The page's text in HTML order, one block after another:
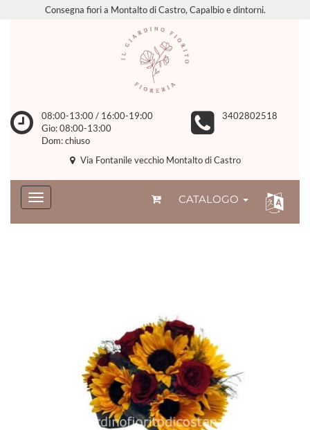
Consegna fiori a Montalto di Castro, Capalbio e dintorni.
08:00-13:00 / 16:00-19:00
Gio: 08:00-13:00
Dom: chiuso
3402802518
Via Fontanile vecchio Montalto di Castro
CATALOGO